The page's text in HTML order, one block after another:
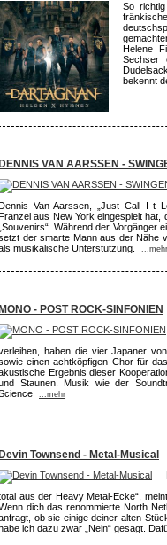
So
Helene
Sechser
bekennt
DENNIS VAN AARSSEN -
Van Aarssen, „Just Call I t
aus New York eingespielt
„Souvenirs“. Während der Vorgänger
der smarte Mann aus der Nähe
musikalische Unterstützung.
MONO - POST ROCK-SINFONIEN
haben die vier Japaner
einen achtköpfigen Chor für
Ergebnis dieser
Staunen. Musik wie der
...mehr
Devin Townsend - Metal-Musical
aus der Heavy Metal-Ecke“,
dich das renommierte North
ob sie einige deiner alten
ich dazu zwar „Nein“ gesagt.